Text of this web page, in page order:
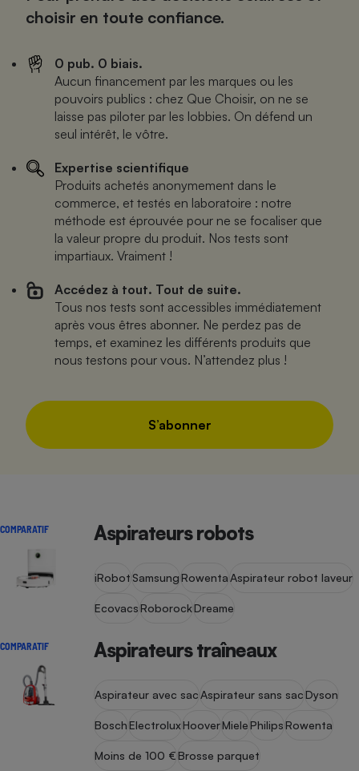
choisir en toute confiance.
0 pub. 0 biais.
Aucun financement par les marques ou les
pouvoirs publics : chez Que Choisir, on ne se
laisse pas piloter par les lobbies. On défend un
seul intérêt, le vôtre.
Expertise scientifique
Produits achetés anonymement dans le
commerce, et testés en laboratoire : notre
méthode est éprouvée pour ne se focaliser que
la valeur propre du produit. Nos tests sont
impartiaux. Vraiment !
Accédez à tout. Tout de suite.
Tous nos tests sont accessibles immédiatement
après vous êtres abonner. Ne perdez pas de
temps, et examinez les différents produits que
nous testons pour vous. N’attendez plus !
S’abonner
COMPARATIF Aspirateurs robots
iRobot Samsung RowentaAspirateur robot laveur
Ecovacs RoborockDreame
COMPARATIF Aspirateurs traîneaux
Aspirateur avec sacAspirateur sans sac Dyson
Bosch ElectroluxHooverMiele Philips Rowenta
Moins de 100 € Brosse parquet